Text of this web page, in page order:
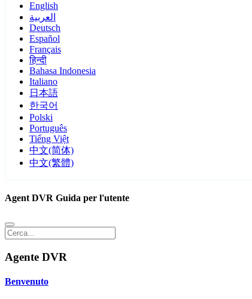
English
العربية
Deutsch
Español
Français
हिन्दी
Bahasa Indonesia
Italiano
日本語
한국어
Polski
Português
Tiếng Việt
中文(简体)
中文(繁體)
Agent DVR Guida per l'utente
Agente DVR
Benvenuto